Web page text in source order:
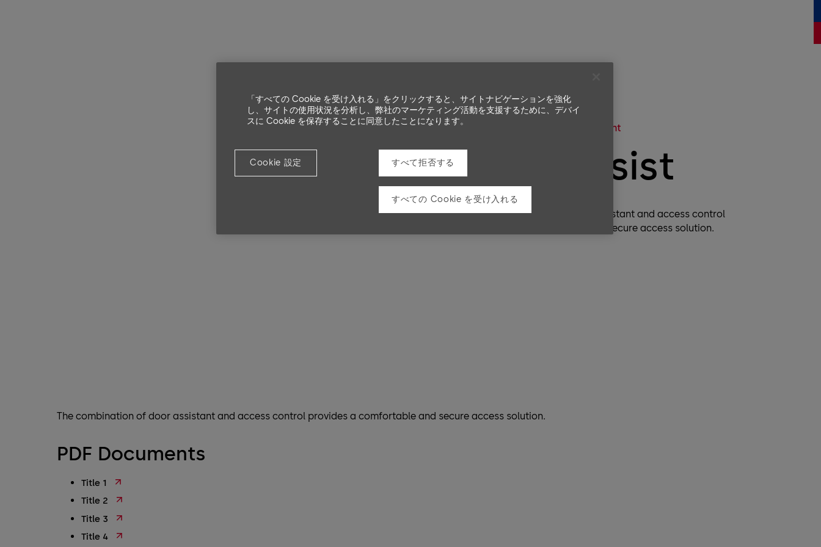
Swing door with door assistant
EasyAssist
The combination of door assistant and access control
provides a comfortable and secure access solution.
The combination of door assistant and access control provides a comfortable and secure access solution.
PDF Documents
Title 1
Title 2
Title 3
Title 4
「すべての Cookie を受け入れる」をクリックすると、サイトナビゲーションを強化
し、サイトの使用状況を分析し、弊社のマーケティング活動を支援するために、デバイ
スに Cookie を保存することに同意したことになります。
Cookie 設定 すべて拒否する
すべての Cookie を受け入れる